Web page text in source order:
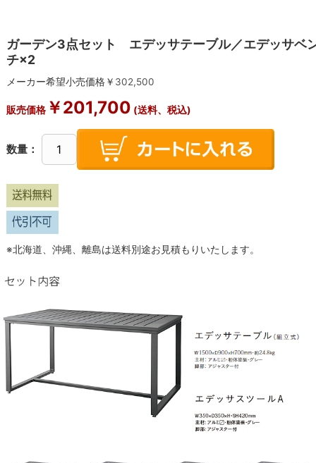
ガーデン3点セット エデッサテーブル／エデッサベ
チ×2
メーカー希望小売価格￥ 302,500
販売価格￥201,700 (送料、税込)
数量：
※北海道、沖縄、離島は送料別途お見積もりいたします。